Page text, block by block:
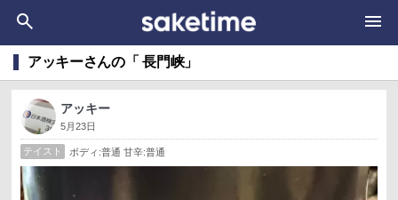
アッキーさんの「 長門峡」
アッキー
5月23日
テイスト ボディ:普通 甘辛:普通